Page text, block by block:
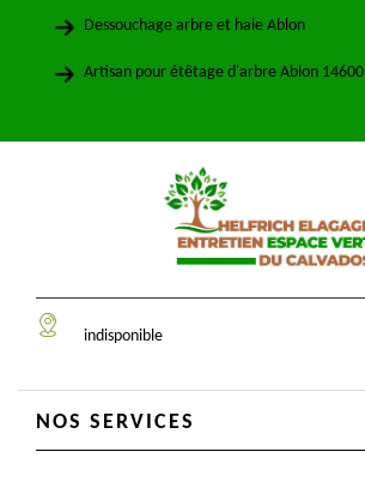
Dessouchage arbre et haie Ablon
Artisan pour étêtage d'arbre Ablon 14600
indisponible
NOS SERVICES